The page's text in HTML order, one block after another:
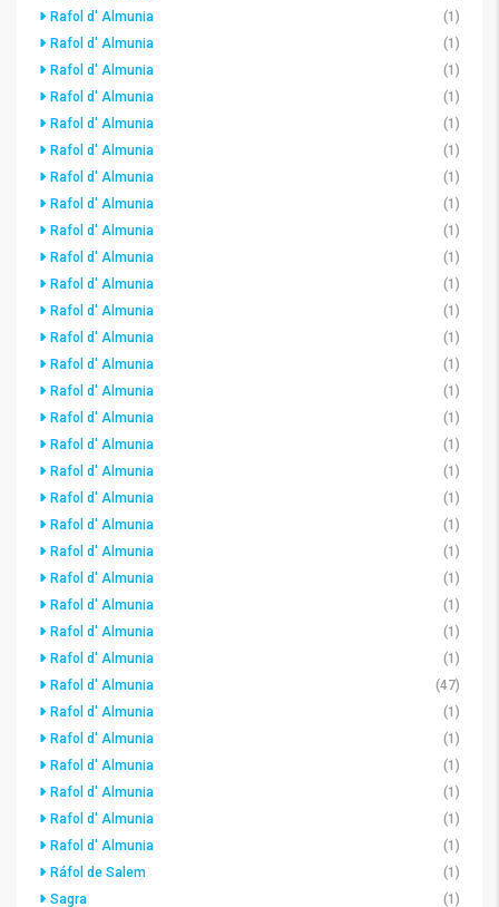
Rafol d' Almunia
(1)
Rafol d' Almunia
(1)
Rafol d' Almunia
(1)
Rafol d' Almunia
(1)
Rafol d' Almunia
(1)
Rafol d' Almunia
(1)
Rafol d' Almunia
(1)
Rafol d' Almunia
(1)
Rafol d' Almunia
(1)
Rafol d' Almunia
(1)
Rafol d' Almunia
(1)
Rafol d' Almunia
(1)
Rafol d' Almunia
(1)
Rafol d' Almunia
(1)
Rafol d' Almunia
(1)
Rafol d' Almunia
(1)
Rafol d' Almunia
(1)
Rafol d' Almunia
(1)
Rafol d' Almunia
(1)
Rafol d' Almunia
(1)
Rafol d' Almunia
(1)
Rafol d' Almunia
(1)
Rafol d' Almunia
(1)
Rafol d' Almunia
(1)
Rafol d' Almunia
(1)
Rafol d' Almunia
(47)
Rafol d' Almunia
(1)
Rafol d' Almunia
(1)
Rafol d' Almunia
(1)
Rafol d' Almunia
(1)
Rafol d' Almunia
(1)
Rafol d' Almunia
(1)
Ráfol de Salem
(1)
Sagra
(1)